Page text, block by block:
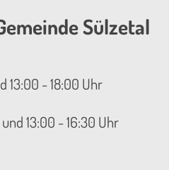
Sülzetal
13:00 - 18:00 Uhr
13:00 - 16:30 Uhr